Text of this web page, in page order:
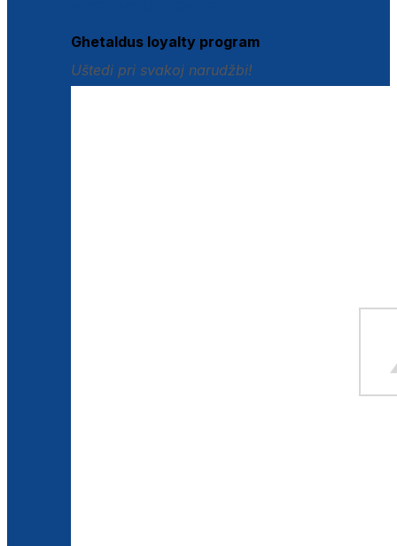
Ghetaldus loyalty program
Uštedi pri svakoj narudžbi!